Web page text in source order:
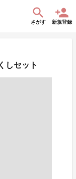
さがす 新規登録
しセット